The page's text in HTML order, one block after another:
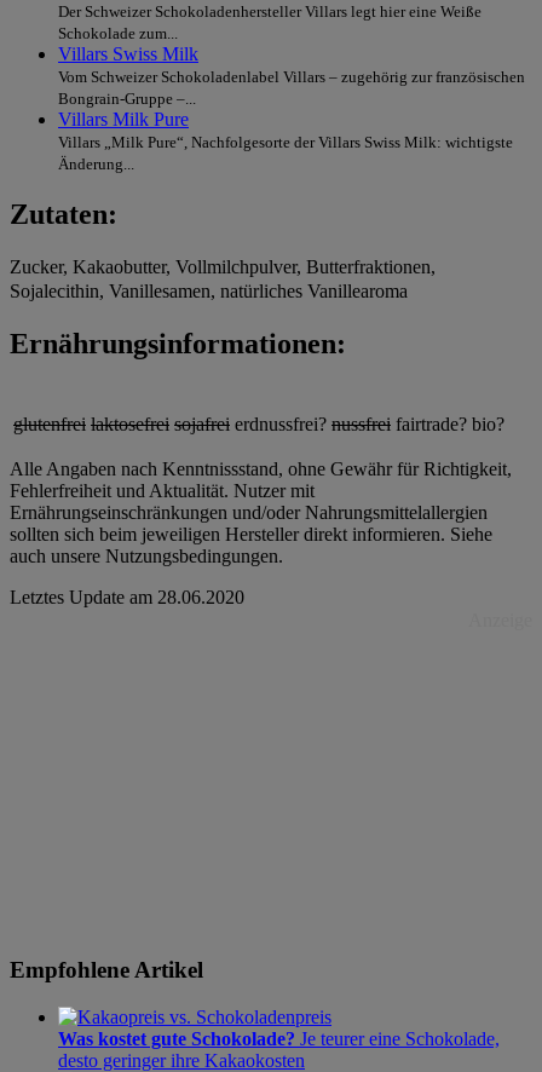
Der Schweizer Schokoladenhersteller Villars legt hier eine Weiße
Schokolade zum...
Villars Swiss Milk
Vom Schweizer Schokoladenlabel Villars – zugehörig zur französischen
Bongrain-Gruppe –...
Villars Milk Pure
Villars „Milk Pure“, Nachfolgesorte der Villars Swiss Milk: wichtigste
Änderung...
Zutaten:
Zucker, Kakaobutter, Vollmilchpulver, Butterfraktionen,
Sojalecithin, Vanillesamen, natürliches Vanillearoma
Ernährungsinformationen:
glutenfrei laktosefrei sojafrei erdnussfrei? nussfrei fairtrade? bio?
Alle Angaben nach Kenntnissstand, ohne Gewähr für Richtigkeit,
Fehlerfreiheit und Aktualität. Nutzer mit
Ernährungseinschränkungen und/oder Nahrungsmittelallergien
sollten sich beim jeweiligen Hersteller direkt informieren. Siehe
auch unsere Nutzungsbedingungen.
Letztes Update am 28.06.2020
Empfohlene Artikel
Was kostet gute Schokolade? Je teurer eine Schokolade,
desto geringer ihre Kakaokosten